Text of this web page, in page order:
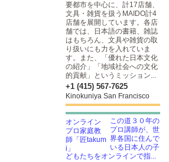
要都市を中心に、計17店舗、
文具・雑貨を扱うMAIDO計4
店舗を展開しています。各店
舗では、日本語の書籍、雑誌
はもちろん、文具や雑貨の取
り扱いにも力を入れていま
す。また、「優れた日本文化
の紹介」「地域社会への文化
的貢献」というミッション...
+1 (415) 567-7625
Kinokuniya San Francisco
この道３０年の
プロ講師が、世
界各国に住んで
いる日本人の子
どもたちをオンラインで指...